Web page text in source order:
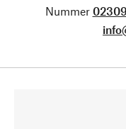
Nummer